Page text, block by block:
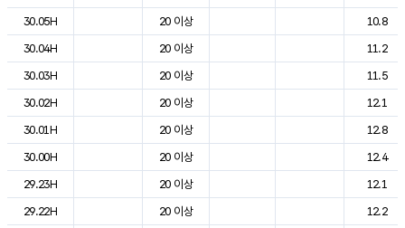
30.05H
20 이상
10.8
30.04H
20 이상
11.2
30.03H
20 이상
11.5
30.02H
20 이상
12.1
30.01H
20 이상
12.8
30.00H
20 이상
12.4
29.23H
20 이상
12.1
29.22H
20 이상
12.2